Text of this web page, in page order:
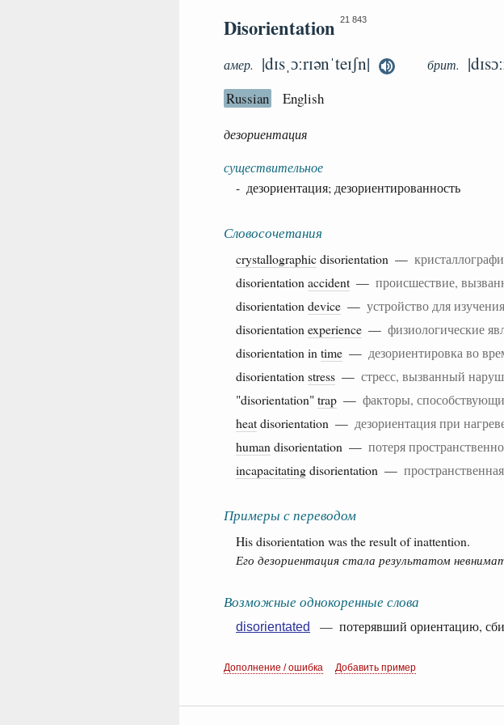
Disorientation 21 843
амер. |dɪsˌɔːrɪənˈteɪʃn| брит.
Russian English
дезориентация
существительное
- дезориентация; дезориентированность
Словосочетания
crystallographicdisorientation —
disorientation accident — происшествие,
disorientation device — устройство для
disorientation experience — физиологические
disorientation in time — дезориентировка во
disorientation stress — стресс, вызванный
"disorientation"trap — факторы,
heatdisorientation — дезориентация при
human disorientation — потеря
incapacitatingdisorientation —
Примеры с переводом
His disorientation was the result of inattention.
Его дезориентация стала результатом
Возможные однокоренные слова
disorientated — потерявший ориентацию,
Дополнение / ошибка Добавить пример